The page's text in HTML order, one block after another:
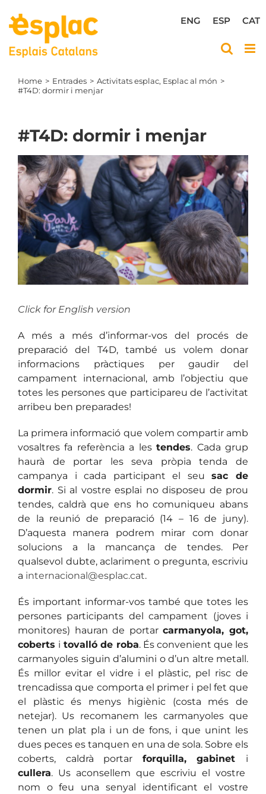
content
CAT
ESP
ENG
Home Entrades Activitats esplac Esplac al món
#T4D: dormir i menjar
#T4D: dormir i menjar
View
Larger
Image
Click for English version
A més a més d’informar-vos del procés de
preparació del T4D, també us volem donar
informacions pràctiques per gaudir del
campament internacional, amb l’objectiu que
totes les persones que participareu de l’activitat
arribeu ben preparades!
La primera informació que volem compartir amb
vosaltres fa referència a lestendes. Cada grup
haurà de portar les seva pròpia tenda de
campanya i cada participant el seusac de
dormir. Si al vostre esplai no disposeu de prou
tendes, caldrà que ens ho comuniqueu abans
de la reunió de preparació (14 – 16 de juny).
D’aquesta manera podrem mirar com donar
solucions a la mancança de tendes. Per
qualsevol dubte, aclariment o pregunta, escriviu
a internacional@esplac.cat.
És important informar-vos també que totes les
persones participants del campament (joves i
monitores) hauran de portarcarmanyola, got,
coberts i tovalló de roba. És convenient que les
carmanyoles siguin d’alumini o d’un altre metall.
És millor evitar el vidre i el plàstic, pel risc de
trencadissa que comporta el primer i pel fet que
el plàstic és menys higiènic (costa més de
netejar). Us recomanem les carmanyoles que
tenen un plat pla i un de fons, i que unint les
dues peces es tanquen en una de sola. Sobre els
coberts, caldrà portar forquilla, gabinet i
cullera. Us aconsellem que escriviu el vostre
nom o feu una senyal identificant el vostre